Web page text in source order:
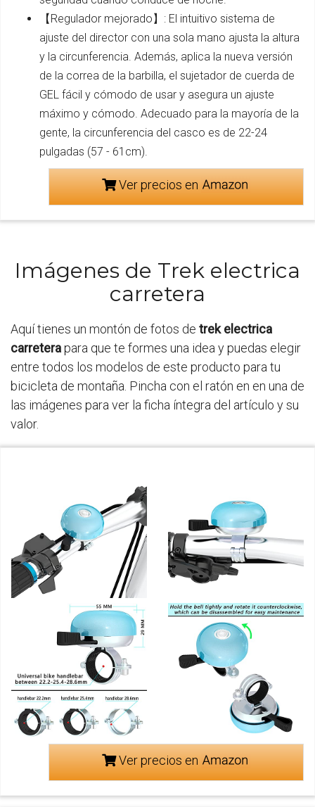
【Regulador mejorado】: El intuitivo sistema de
ajuste del director con una sola mano ajusta la altura
y la circunferencia. Además, aplica la nueva versión
de la correa de la barbilla, el sujetador de cuerda de
GEL fácil y cómodo de usar y asegura un ajuste
máximo y cómodo. Adecuado para la mayoría de la
gente, la circunferencia del casco es de 22-24
pulgadas (57 - 61cm).
Ver precios en
Imágenes de Trek electrica
carretera
Aquí tienes un montón de fotos de trek electrica
carreterapara que te formes una idea y puedas elegir
entre todos los modelos de este producto para tu
bicicleta de montaña. Pincha con el ratón en en una de
las imágenes para ver la ficha íntegra del artículo y su
valor.
Ver precios en